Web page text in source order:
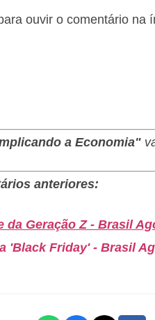
ouvir o comentário na
a Economia"
anteriores:
da Geração Z - Brasil
'Black Friday' - Brasil